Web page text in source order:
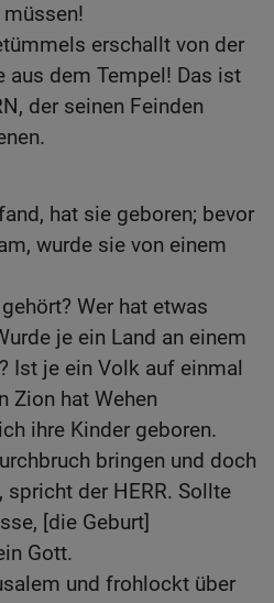
erschallt von der
aus dem Tempel! Das ist
der seinen Feinden
hat sie geboren; bevor
wurde sie von einem
Wer hat etwas
je ein Land an einem
Ist je ein Volk auf einmal
Zion hat Wehen
ihre Kinder geboren.
bringen und doch
spricht der HERR. Sollte
[die Geburt]
Gott.
und frohlockt über